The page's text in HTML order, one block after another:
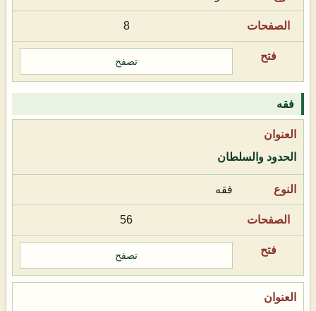
8
تصفح
فقه
الحدود والسلطان
فقه
56
تصفح